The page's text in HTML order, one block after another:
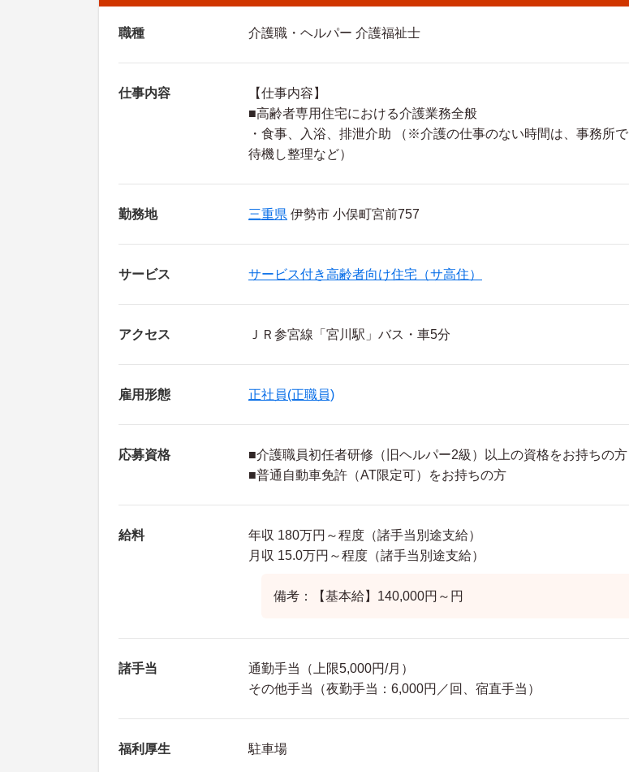
職種 介護職・ヘルパー 介護福祉士
仕事内容
【仕事内容】
■高齢者専用住宅における介護業務全般
・食事、入浴、排泄介助 （※介護の仕事のない時間は、事務所で
待機し整理など）
勤務地 三重県 伊勢市 小俣町宮前757
サービス サービス付き高齢者向け住宅（サ高住）
アクセス ＪＲ参宮線「宮川駅」バス・車5分
雇用形態 正社員(正職員)
応募資格
■介護職員初任者研修（旧ヘルパー2級）以上の資格をお持ちの方
■普通自動車免許（AT限定可）をお持ちの方
給料
年収 180万円～程度（諸手当別途支給）
月収 15.0万円～程度（諸手当別途支給）
備考：【基本給】140,000円～円
諸手当
通勤手当（上限5,000円/月）
その他手当（夜勤手当：6,000円／回、宿直手当）
福利厚生 駐車場